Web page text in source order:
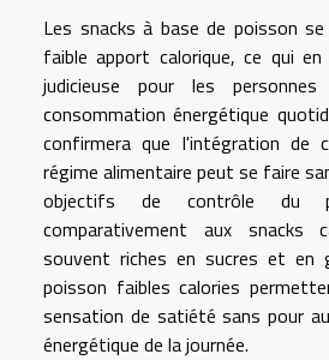
Les snacks à base de poisson
faible apport calorique, ce qui
judicieuse pour les
consommation énergétique
confirmera que l'intégration de
régime alimentaire peut se faire
objectifs de contrôle du
comparativement aux snacks
souvent riches en sucres et en
poisson faibles calories
sensation de satiété sans pour
énergétique de la journée.